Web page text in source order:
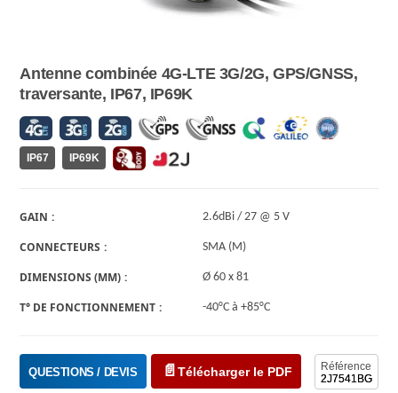
Antenne combinée 4G-LTE 3G/2G, GPS/GNSS,
traversante, IP67, IP69K
IP67 IP69K
GAIN 2.6dBi / 27 @ 5 V
CONNECTEURS SMA (M)
DIMENSIONS (MM) Ø 60 x 81
T° DE FONCTIONNEMENT -40°C à +85°C
Référence
2J7541BG
QUESTIONS / DEVIS Télécharger le PDF